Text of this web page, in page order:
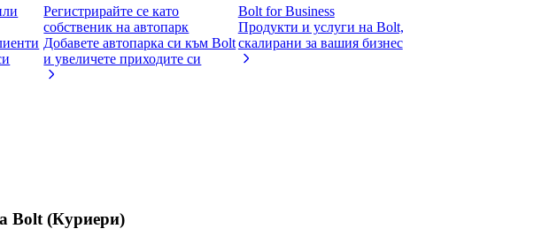
Регистрирайте се като
собственик на автопарк
Добавете автопарка си към Bolt
и увеличете приходите си
Bolt for Business
Продукти и услуги на Bolt,
скалирани за вашия бизнес
Bolt (Куриери)